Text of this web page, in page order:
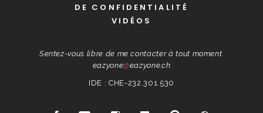
DE CONFIDENTIALITÉ
VIDÉOS
Sentez-vous libre de me contacter à tout moment.
eazyone@eazyone.ch
IDE : CHE-232.301.530